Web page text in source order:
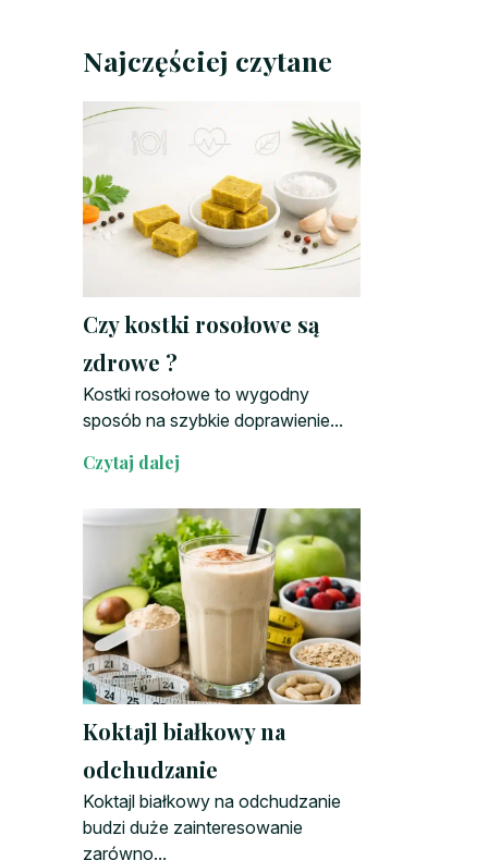
Najczęściej czytane
Czy kostki rosołowe są
zdrowe ?
Kostki rosołowe to wygodny
sposób na szybkie doprawienie...
Czytaj dalej
Koktajl białkowy na
odchudzanie
Koktajl białkowy na odchudzanie
budzi duże zainteresowanie
zarówno...